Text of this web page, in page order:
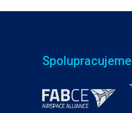
Spolupracujeme